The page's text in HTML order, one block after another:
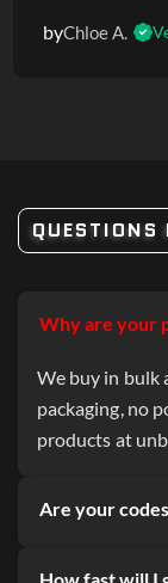
byChloe A.
QUESTIONS
Why are your
We buy in bulk
packaging, no
products at
Are your